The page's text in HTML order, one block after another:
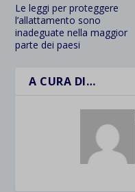
Le leggi per proteggere
l’allattamento sono
inadeguate nella maggior
parte dei paesi
A CURA DI…